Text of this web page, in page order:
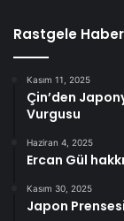
Rastgele
Kasım 11, 2025
Çin’den
Vurgusu
Haziran 4, 2025
Ercan Gül
Kasım 30, 2025
Japon